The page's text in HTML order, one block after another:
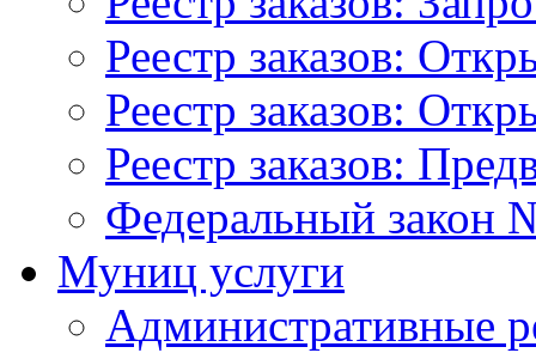
Реестр заказов:
Реестр заказов:
Реестр заказов:
Федеральный закон
Муниц услуги
Административные